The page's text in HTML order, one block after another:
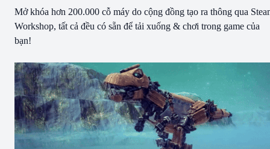
Mở khóa hơn 200.000 cỗ máy do cộng đồng tạo ra thông qua
Workshop, tất cả đều có sẵn để tải xuống & chơi trong game của
bạn!